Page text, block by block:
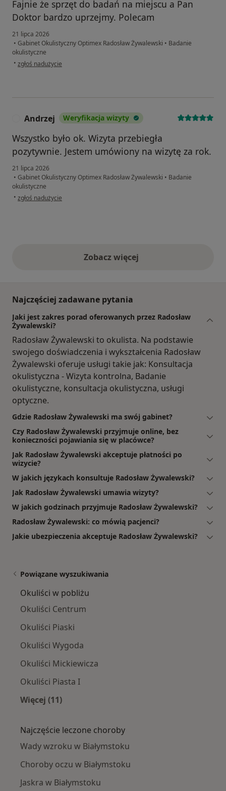
Fajnie że sprzęt do badań na miejscu a Pan
Doktor bardzo uprzejmy. Polecam
21 lipca 2026
• Gabinet Okulistyczny Optimex Radosław Żywalewski • Badanie
okulistyczne
• w opinii użytkownika Beata
zgłoś nadużycie
Andrzej Weryfikacja wizyty
Wszystko było ok. Wizyta przebiegła
pozytywnie. Jestem umówiony na wizytę za rok.
21 lipca 2026
• Gabinet Okulistyczny Optimex Radosław Żywalewski • Badanie
okulistyczne
• w opinii użytkownika Andrzej
zgłoś nadużycie
Zobacz więcejopinie powyżej
Najczęściej zadawane pytania
Jaki jest zakres porad oferowanych przez Radosław
Żywalewski?
Radosław Żywalewski to okulista. Na podstawie
swojego doświadczenia i wykształcenia Radosław
Żywalewski oferuje usługi takie jak: Konsultacja
okulistyczna - Wizyta kontrolna, Badanie
okulistyczne, konsultacja okulistyczna, usługi
optyczne.
Gdzie Radosław Żywalewski ma swój gabinet?
Czy Radosław Żywalewski przyjmuje online, bez
konieczności pojawiania się w placówce?
Jak Radosław Żywalewski akceptuje płatności po
wizycie?
W jakich językach konsultuje Radosław Żywalewski?
Jak Radosław Żywalewski umawia wizyty?
W jakich godzinach przyjmuje Radosław Żywalewski?
Radosław Żywalewski: co mówią pacjenci?
Jakie ubezpieczenia akceptuje Radosław Żywalewski?
Powiązane wyszukiwania
Okuliści w pobliżu
Okuliści Centrum
Okuliści Piaski
Okuliści Wygoda
Okuliści Mickiewicza
Okuliści Piasta I
Więcej (11)
Najczęście leczone choroby
Wady wzroku w Białymstoku
Choroby oczu w Białymstoku
Jaskra w Białymstoku